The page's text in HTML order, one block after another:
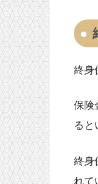
終身
保険
ると
終身
れて